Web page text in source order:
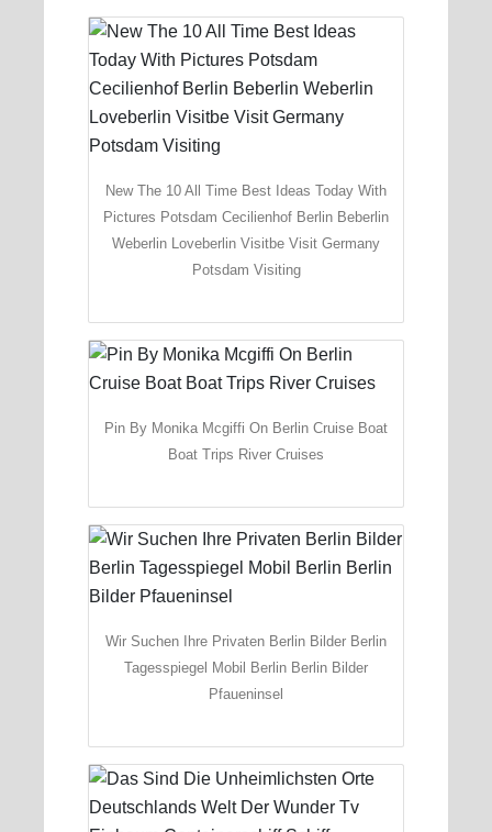
New The 10 All Time Best Ideas Today With
Pictures Potsdam Cecilienhof Berlin Beberlin
Weberlin Loveberlin Visitbe Visit Germany
Potsdam Visiting
Pin By Monika Mcgiffi On Berlin Cruise Boat
Boat Trips River Cruises
Wir Suchen Ihre Privaten Berlin Bilder Berlin
Tagesspiegel Mobil Berlin Berlin Bilder
Pfaueninsel